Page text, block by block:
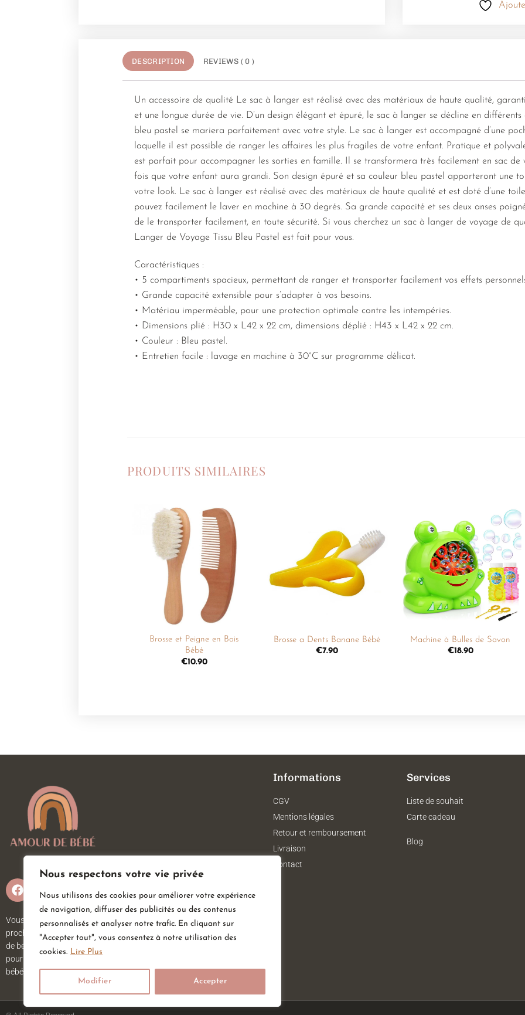
Nous respectons votre vie privée
Nous utilisons des cookies pour améliorer votre expérience
de navigation, diffuser des publicités ou des contenus
personnalisés et analyser notre trafic. En cliquant sur
"Accepter tout", vous consentez à notre utilisation des
cookies. Lire Plus
Modifier Accepter
DESCRIPTION REVIEWS ( 0 )
Un accessoire de qualité Le sac à langer est réalisé avec des matériaux de haute qualité,
et une longue durée de vie. D’un design élégant et épuré, le sac à langer se décline en
bleu pastel se mariera parfaitement avec votre style. Le sac à langer est accompagné d’une
laquelle il est possible de ranger les affaires les plus fragiles de votre enfant. Pratique et
est parfait pour accompagner les sorties en famille. Il se transformera très facilement en sac de
fois que votre enfant aura grandi. Son design épuré et sa couleur bleu pastel apporteront une
votre look. Le sac à langer est réalisé avec des matériaux de haute qualité et est doté d’une
pouvez facilement le laver en machine à 30 degrés. Sa grande capacité et ses deux anses
de le transporter facilement, en toute sécurité. Si vous cherchez un sac à langer de voyage de
Langer de Voyage Tissu Bleu Pastel est fait pour vous.
Caractéristiques :
• 5 compartiments spacieux, permettant de ranger et transporter facilement vos effets
• Grande capacité extensible pour s’adapter à vos besoins.
• Matériau imperméable, pour une protection optimale contre les intempéries.
• Dimensions plié : H30 x L42 x 22 cm, dimensions déplié : H43 x L42 x 22 cm.
• Couleur : Bleu pastel.
• Entretien facile : lavage en machine à 30°C sur programme délicat.
PRODUITS SIMILAIRES
Ajouter
liste de
souhaits
Brosse et Peigne en Bois
Bébé
€10.90
Ajouter
à la
liste de
souhaits
Brosse a Dents Banane Bébé
€7.90
Ajouter
à la
liste de
souhaits
+
Machine à Bulles de Savon
€18.90
Vous attendez un heureux événement ou vous ou vos
proches viennent d’accueillir un petit trésor ? Sur Amour
de bébé, vous trouverez tout ce dont vous avez besoin
pour votre bébé. Nous avons une large gamme d’articles
bébé au meilleur prix pour votre plus grand bonheur.
Informations
CGV
Mentions légales
Retour et remboursement
Livraison
Contact
Services
Liste de souhait
Carte cadeau
Blog